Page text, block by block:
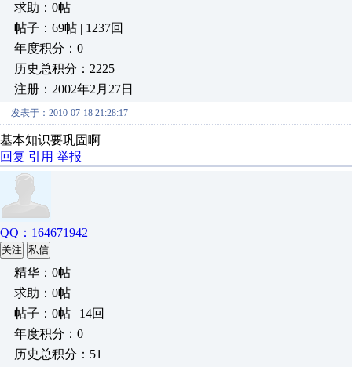
求助：0帖
帖子：69帖 | 1237回
年度积分：0
历史总积分：2225
注册：2002年2月27日
发表于：2010-07-18 21:28:17
基本知识要巩固啊
回复 引用 举报
QQ：164671942
关注 私信
精华：0帖
求助：0帖
帖子：0帖 | 14回
年度积分：0
历史总积分：51